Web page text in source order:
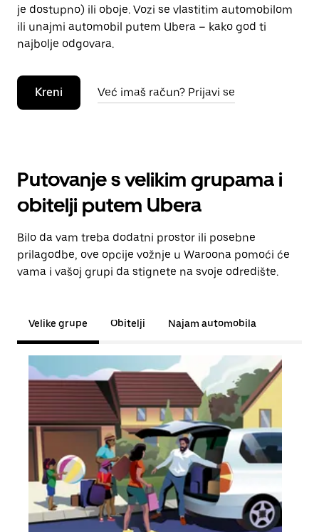
je dostupno) ili oboje. Vozi se vlastitim automobilom
ili unajmi automobil putem Ubera – kako god ti
najbolje odgovara.
Kreni Već imaš račun? Prijavi se
Putovanje s velikim grupama i
obitelji putem Ubera
Bilo da vam treba dodatni prostor ili posebne
prilagodbe, ove opcije vožnje u Waroona pomoći će
vama i vašoj grupi da stignete na svoje odredište.
Velike grupe Obitelji Najam automobila